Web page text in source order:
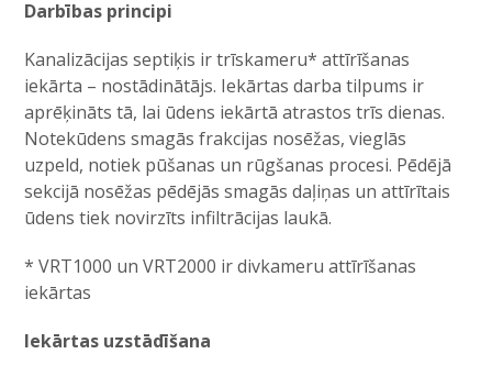
Darbības principi
Kanalizācijas septiķis ir trīskameru* attīrīšanas
iekārta – nostādinātājs. Iekārtas darba tilpums ir
aprēķināts tā, lai ūdens iekārtā atrastos trīs dienas.
Notekūdens smagās frakcijas nosēžas, vieglās
uzpeld, notiek pūšanas un rūgšanas procesi. Pēdējā
sekcijā nosēžas pēdējās smagās daļiņas un attīrītais
ūdens tiek novirzīts infiltrācijas laukā.
* VRT1000 un VRT2000 ir divkameru attīrīšanas
iekārtas
Iekārtas uzstādīšana